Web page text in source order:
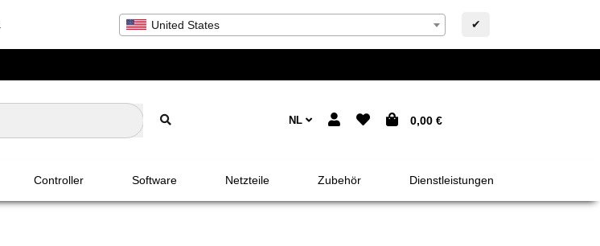
United States ✔
NL 0,00 €
Controller Software Netzteile Zubehör Dienstleistungen